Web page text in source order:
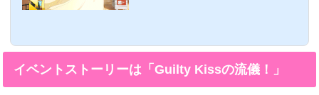
特技・センター効果などを紹介します。国
の画像覚醒前覚醒後 体力スマイルピュアク
イベントストーリーは「Guilty Kissの流儀！」